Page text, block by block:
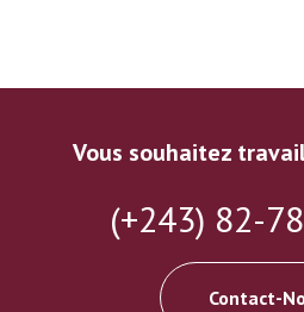
Vous souhaitez
(+243) 82-
Contact-